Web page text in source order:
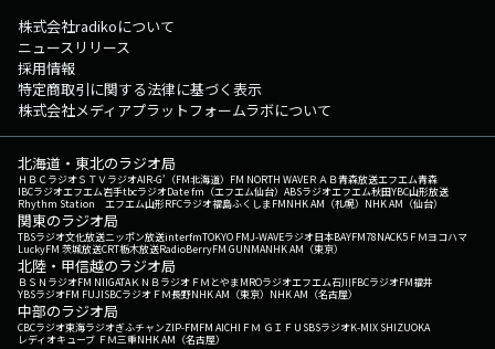
株式会社radikoについて
ニュースリリース
採用情報
特定商取引に関する法律に基づく表示
株式会社メディアプラットフォームラボについて
北海道・東北のラジオ局
ＨＢＣラジオＳＴＶラジオAIR-G'（FM北海道） FM NORTH WAVEＲＡＢ青森放送エフエム青森
IBCラジオエフエム岩手tbcラジオDate fm（エフエム仙台） ABSラジオエフエム秋田YBC山形放送
Rhythm Station エフエム山形RFCラジオ福島ふくしまFMNHK AM（札幌） NHK AM（仙台）
関東のラジオ局
TBSラジオ文化放送ニッポン放送interfmTOKYO FMJ-WAVEラジオ日本BAYFM78NACK5 ＦＭヨコハマ
LuckyFM 茨城放送CRT栃木放送RadioBerryFM GUNMANHK AM（東京）
北陸・甲信越のラジオ局
ＢＳＮラジオFM NIIGATAＫＮＢラジオ ＦＭとやまMROラジオエフエム石川FBCラジオFM福井
YBSラジオFM FUJISBCラジオ ＦＭ長野NHK AM（東京） NHK AM（名古屋）
中部のラジオ局
CBCラジオ東海ラジオぎふチャンZIP-FMFM AICHI ＦＭ ＧＩＦＵ SBSラジオK-MIX SHIZUOKA
レディオキューブ ＦＭ三重NHK AM（名古屋）